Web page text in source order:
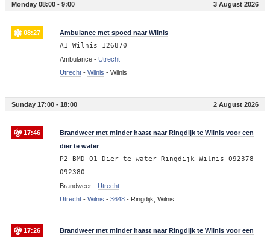
Monday 08:00 - 9:00 3 August 2026
08:27 Ambulance met spoed naar Wilnis
A1 Wilnis 126870
Ambulance - Utrecht
Utrecht- Wilnis - Wilnis
Sunday 17:00 - 18:00 2 August 2026
17:46
Brandweer met minder haast naar Ringdijk te Wilnis voor een
dier te water
P2 BMD-01 Dier te water Ringdijk Wilnis 092378
092380
Brandweer - Utrecht
Utrecht- Wilnis - 3648- Ringdijk, Wilnis
17:26
Brandweer met minder haast naar Ringdijk te Wilnis voor een